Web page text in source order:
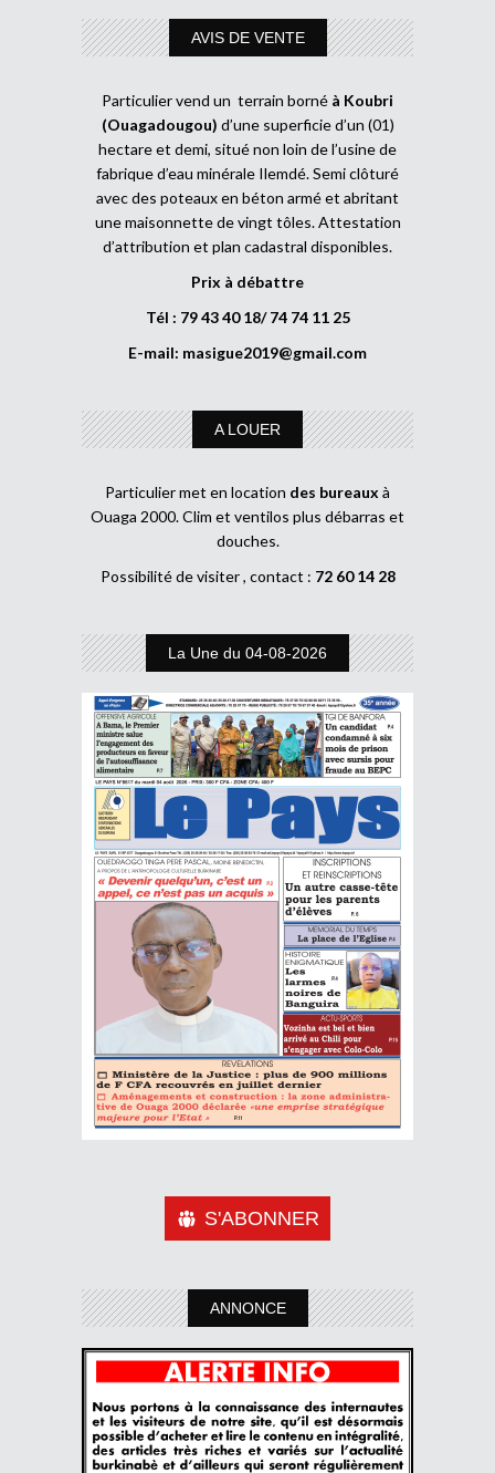
AVIS DE VENTE
Particulier vend un terrain borné à Koubri
(Ouagadougou) d’une superficie d’un (01)
hectare et demi, situé non loin de l’usine de
fabrique d’eau minérale Ilemdé. Semi clôturé
avec des poteaux en béton armé et abritant
une maisonnette de vingt tôles. Attestation
d’attribution et plan cadastral disponibles.
Prix à débattre
Tél : 79 43 40 18/ 74 74 11 25
E-mail: masigue2019@gmail.com
A LOUER
Particulier met en location des bureaux à
Ouaga 2000. Clim et ventilos plus débarras et
douches.
Possibilité de visiter , contact : 72 60 14 28
La Une du 04-08-2026
S'ABONNER
ANNONCE